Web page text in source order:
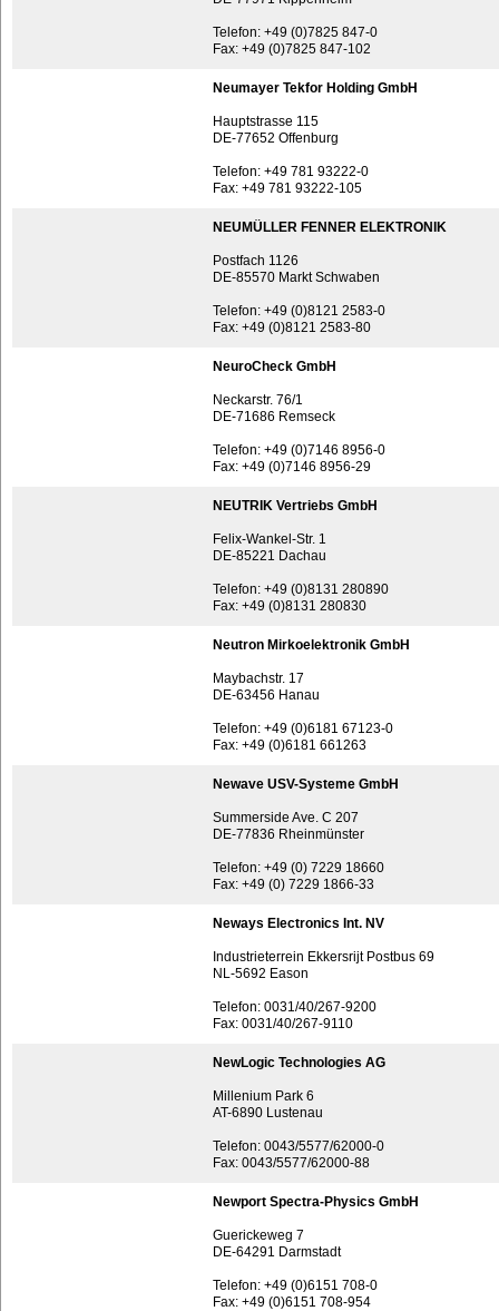
Telefon: +49 (0)7825 847-0
Fax: +49 (0)7825 847-102
Neumayer Tekfor Holding GmbH
Hauptstrasse 115
DE-77652 Offenburg
Telefon: +49 781 93222-0
Fax: +49 781 93222-105
NEUMÜLLER FENNER ELEKTRONIK
Postfach 1126
DE-85570 Markt Schwaben
Telefon: +49 (0)8121 2583-0
Fax: +49 (0)8121 2583-80
NeuroCheck GmbH
Neckarstr. 76/1
DE-71686 Remseck
Telefon: +49 (0)7146 8956-0
Fax: +49 (0)7146 8956-29
NEUTRIK Vertriebs GmbH
Felix-Wankel-Str. 1
DE-85221 Dachau
Telefon: +49 (0)8131 280890
Fax: +49 (0)8131 280830
Neutron Mirkoelektronik GmbH
Maybachstr. 17
DE-63456 Hanau
Telefon: +49 (0)6181 67123-0
Fax: +49 (0)6181 661263
Newave USV-Systeme GmbH
Summerside Ave. C 207
DE-77836 Rheinmünster
Telefon: +49 (0) 7229 18660
Fax: +49 (0) 7229 1866-33
Neways Electronics Int. NV
Industrieterrein Ekkersrijt Postbus 69
NL-5692 Eason
Telefon: 0031/40/267-9200
Fax: 0031/40/267-9110
NewLogic Technologies AG
Millenium Park 6
AT-6890 Lustenau
Telefon: 0043/5577/62000-0
Fax: 0043/5577/62000-88
Newport Spectra-Physics GmbH
Guerickeweg 7
DE-64291 Darmstadt
Telefon: +49 (0)6151 708-0
Fax: +49 (0)6151 708-954